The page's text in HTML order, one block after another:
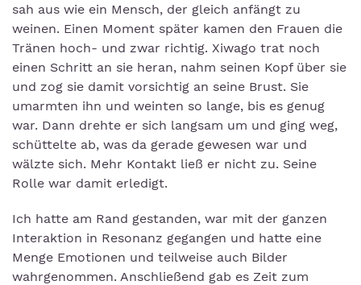
sah aus wie ein Mensch, der gleich anfängt zu
weinen. Einen Moment später kamen den Frauen die
Tränen hoch- und zwar richtig. Xiwago trat noch
einen Schritt an sie heran, nahm seinen Kopf über sie
und zog sie damit vorsichtig an seine Brust. Sie
umarmten ihn und weinten so lange, bis es genug
war. Dann drehte er sich langsam um und ging weg,
schüttelte ab, was da gerade gewesen war und
wälzte sich. Mehr Kontakt ließ er nicht zu. Seine
Rolle war damit erledigt.
Ich hatte am Rand gestanden, war mit der ganzen
Interaktion in Resonanz gegangen und hatte eine
Menge Emotionen und teilweise auch Bilder
wahrgenommen. Anschließend gab es Zeit zum